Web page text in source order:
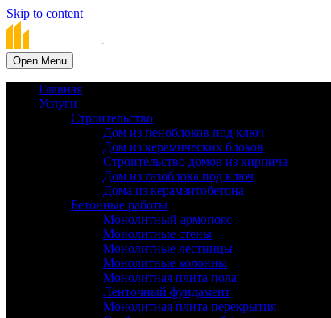
Skip to content
Open Menu
Главная
Услуги
Строительство
Дом из пеноблоков под ключ
Дом из керамических блоков
Строительство домов из кирпича
Дом из газоблока под ключ
Дома из керамзитобетона
Бетонные работы
Монолитный армопояс
Монолитные стены
Монолитные лестницы
Монолитные колонны
Монолитная плита пола
Ленточный фундамент
Монолитная плита перекрытия